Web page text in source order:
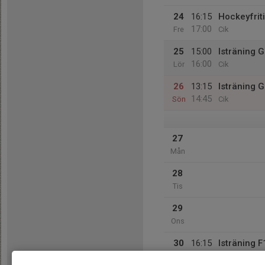
24
Fre
16:15
17:00
Cik
25
Lör
15:00
16:00
Isträning
Cik
26
Sön
13:15
14:45
Isträning
Cik
27
Mån
28
Tis
29
Ons
30
16:15
Isträning